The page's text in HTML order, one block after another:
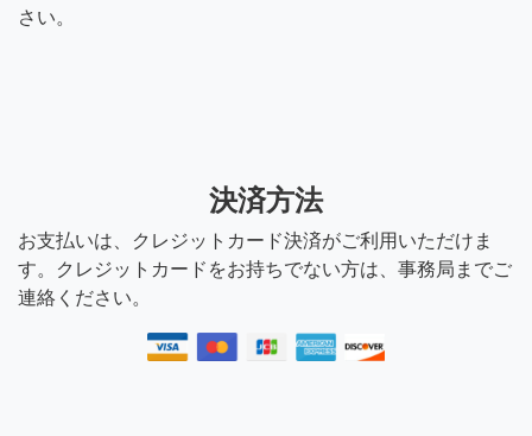
さい。
決済方法
お支払いは、クレジットカード決済がご利用いただけま
す。クレジットカードをお持ちでない方は、事務局までご
連絡ください。